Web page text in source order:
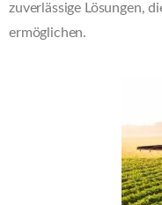
zuverlässige Lösungen,
ermöglichen.